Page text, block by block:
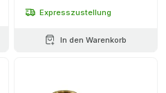
Expresszustellung
In den Warenkorb